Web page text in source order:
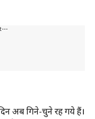
अब गिने-चुने रह गये हैं।